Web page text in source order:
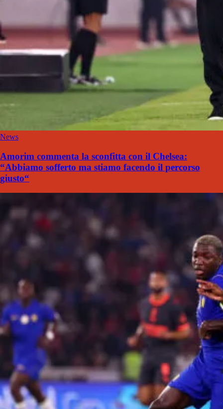
News
Amorim commenta la sconfitta con il Chelsea:
“Abbiamo sofferto ma stiamo facendo il percorso
giusto“